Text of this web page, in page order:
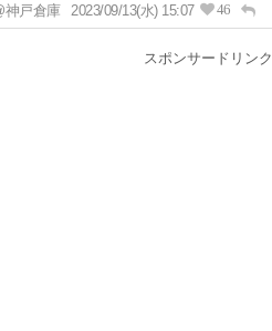
神戸倉庫 2023/09/13(水) 15:07 46
スポンサードリンク